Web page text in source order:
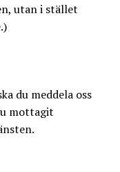
utan i stället
du meddela oss
mottagit